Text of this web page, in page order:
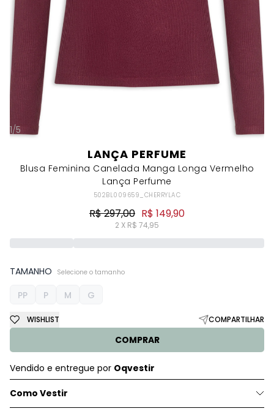
1/5
LANÇA PERFUME
Blusa Feminina Canelada Manga Longa Vermelho
Lança Perfume
502BL009659_CHERRYLAC
R$ 297,00 R$ 149,90
2 X R$ 74,95
TAMANHO Selecione o tamanho
PP P M G
COMPRAR
WISHLIST COMPARTILHAR
Vendido e entregue por Oqvestir
Como Vestir